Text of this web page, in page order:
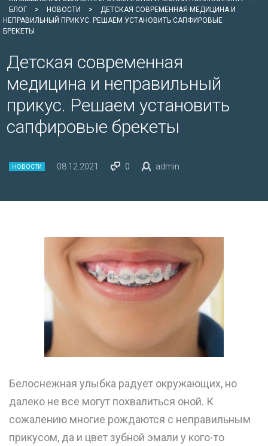
БЛОГ
> НОВОСТИ >
ДЕТСКАЯ СОВРЕМЕННАЯ МЕДИЦИНА И
НЕПРАВИЛЬНЫЙ ПРИКУС. РЕШАЕМ УСТАНОВИТЬ САПФИРОВЫЕ
БРЕКЕТЫ
Детская современная
медицина и неправильный
прикус. Решаем установить
сапфировые брекеты
НОВОСТИ 08.12.2021 0 admin
Белоснежная улыбка радует окружающих, но
далеко не все могут похвалиться оной. К
сожалению многие рождаются с неправильным
прикусом, да и цвет зубной эмали у кого-то